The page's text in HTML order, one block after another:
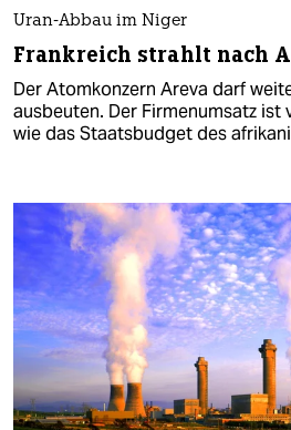
Uran-Abbau im Niger
Frankreich strahlt nach
Der Atomkonzern Areva darf
ausbeuten. Der Firmenumsatz ist
wie das Staatsbudget des